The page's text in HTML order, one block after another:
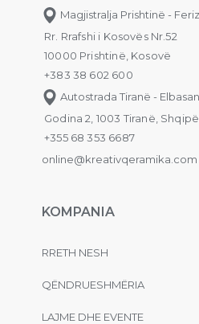
Magjistralja Prishtinë -
Rr. Rrafshi i Kosovës Nr.52
10000 Prishtinë, Kosovë
+383 38 602 600
Autostrada Tiranë -
Godina 2, 1003 Tiranë,
+355 68 353 6687
online@kreativqeramika.com
KOMPANIA
RRETH NESH
QËNDRUESHMËRIA
LAJME DHE EVENTE